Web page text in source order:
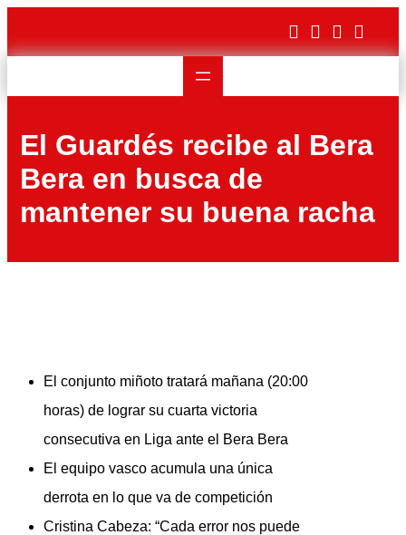
contenido
El Guardés recibe al Bera
Bera en busca de
mantener su buena racha
El conjunto miñoto tratará mañana (20:00
horas) de lograr su cuarta victoria
consecutiva en Liga ante el Bera Bera
El equipo vasco acumula una única
derrota en lo que va de competición
Cristina Cabeza: “Cada error nos puede